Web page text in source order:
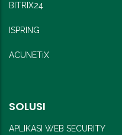
BITRIX24
ISPRING
ACUNETiX
SOLUSI
APLIKASI WEB SECURITY